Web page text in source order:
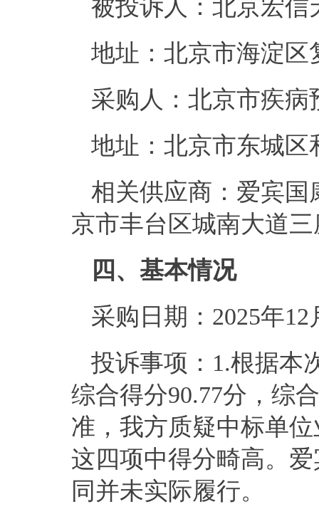
被投诉人： 北京宏信
地址： 北京市海淀区
采购人：北京市疾病
地址： 北京市东城区
相关供应商：爱宾
京市丰台区城南大道三
四 、基本情况
采购日期： 2025年12
投诉事项： 1.根据本
综合得分90.77分，综
准，我方质疑中标单
这四项中得分畸高。
同并未实际履行。